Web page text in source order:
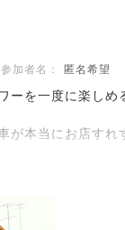
参加者名： 匿名希望
ーを一度に楽しめ
が本当にお店すれ